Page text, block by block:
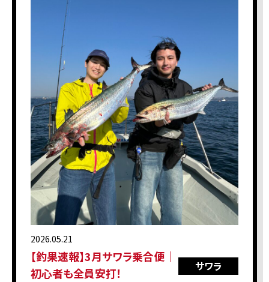
2026.05.21
【釣果速報】3月サワラ乗合便｜
初心者も全員安打！
サワラ